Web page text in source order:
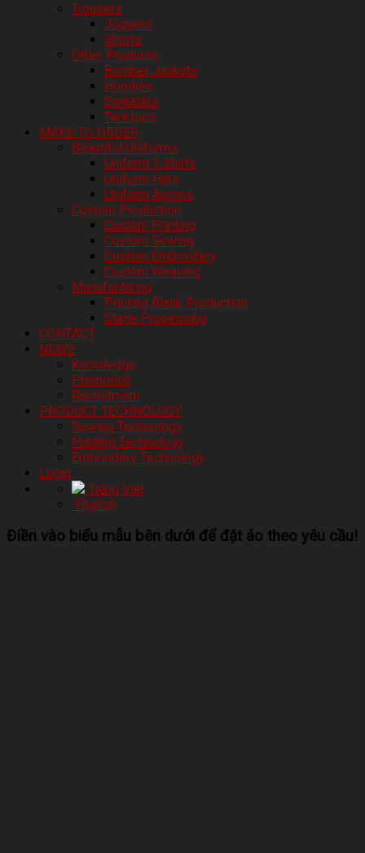
Trousers
Joggers
Shorts
Other Products
Bomber Jackets
Hoodies
Sweaters
Tanktops
MAKE TO ORDER
Beautiful Uniforms
Uniform T-Shirts
Uniform Hats
Uniform Aprons
Custom Production
Custom Printing
Custom Sewing
Custom Embroidery
Custom Weaving
Manufacturing
Printing Blank Production
Stage Processing
CONTACT
NEWS
Knowledge
Promotion
Recruitment
PRODUCT TECHNOLOGY
Sewing Technology
Printing Technology
Embroidery Technology
Login
Tiếng Việt
English
Điền vào biểu mẫu bên dưới để đặt áo theo yêu cầu!